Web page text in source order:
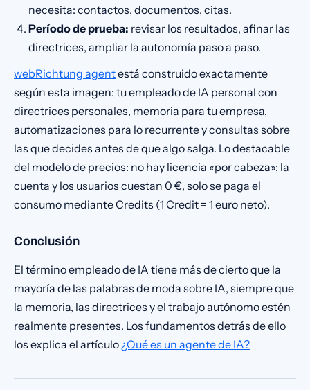
necesita: contactos, documentos, citas.
Período de prueba: revisar los resultados, afinar las
directrices, ampliar la autonomía paso a paso.
webRichtung agentestá construido exactamente
según esta imagen: tu empleado de IA personal con
directrices personales, memoria para tu empresa,
automatizaciones para lo recurrente y consultas sobre
las que decides antes de que algo salga. Lo destacable
del modelo de precios: no hay licencia «por cabeza»; la
cuenta y los usuarios cuestan 0 €, solo se paga el
consumo mediante Credits (1 Credit = 1 euro neto).
Conclusión
El término empleado de IA tiene más de cierto que la
mayoría de las palabras de moda sobre IA, siempre que
la memoria, las directrices y el trabajo autónomo estén
realmente presentes. Los fundamentos detrás de ello
los explica el artículo ¿Qué es un agente de IA?